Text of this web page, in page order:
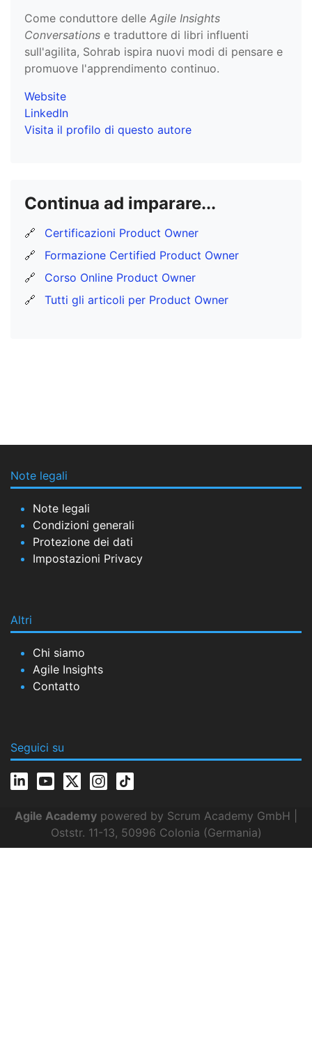
Come conduttore delle Agile Insights
Conversations e traduttore di libri influenti
sull'agilita, Sohrab ispira nuovi modi di pensare e
promuove l'apprendimento continuo.
Website
LinkedIn
Visita il profilo di questo autore
Continua ad imparare...
🔗
Certificazioni Product Owner
🔗
Formazione Certified Product Owner
🔗
Corso Online Product Owner
🔗
Tutti gli articoli per Product Owner
Note legali
Note legali
Condizioni generali
Protezione dei dati
Impostazioni Privacy
Altri
Chi siamo
Agile Insights
Contatto
Seguici su
Agile Academy powered by Scrum Academy GmbH |
Oststr. 11-13, 50996 Colonia (Germania)